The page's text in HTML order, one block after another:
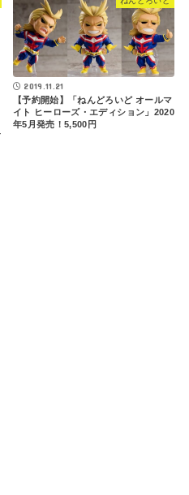
2019.11.21
【予約開始】「ねんどろいど オールマ
イト ヒーローズ・エディション」2020
年5月発売！5,500円